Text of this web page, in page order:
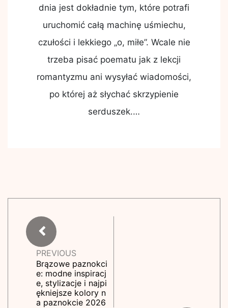
dnia jest dokładnie tym, które potrafi
uruchomić całą machinę uśmiechu,
czułości i lekkiego „o, miłe”. Wcale nie
trzeba pisać poematu jak z lekcji
romantyzmu ani wysyłać wiadomości,
po której aż słychać skrzypienie
serduszek.…
PREVIOUS
Brązowe paznokci
e: modne inspiracj
e, stylizacje i najpi
ękniejsze kolory n
a paznokcie 2026